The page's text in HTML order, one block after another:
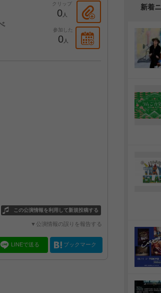
クリップ
0人
参加した
0人
この公演情報を利用して新規投稿する
▼公演情報の誤りを報告する
LINEで送る ブックマーク
新着